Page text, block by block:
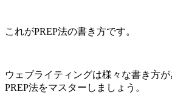
これがPREP法の書き方です。
ウェブライティングは様々な書き方
PREP法をマスターしましょう。